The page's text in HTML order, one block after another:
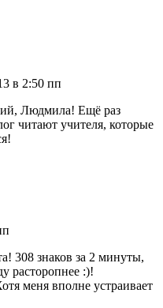
в 2:50 пп
Людмила! Ещё раз
читают учителя, которые
308 знаков за 2 минуты,
расторопнее :)!
меня вполне устраивает